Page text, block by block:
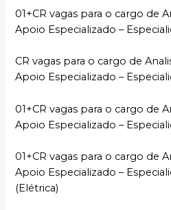
01+CR vagas para o cargo de
Apoio Especializado –
CR vagas para o cargo de
Apoio Especializado –
01+CR vagas para o cargo de
Apoio Especializado –
01+CR vagas para o cargo de
Apoio Especializado –
(Elétrica)